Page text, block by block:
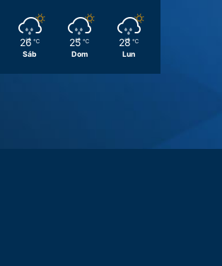
26 ℃
Sáb
25 ℃
Dom
28 ℃
Lun